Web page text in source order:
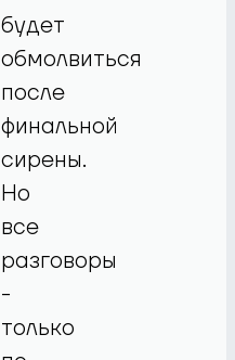
будет
обмолвиться
после
финальной
сирены.
Но
все
разговоры
-
только